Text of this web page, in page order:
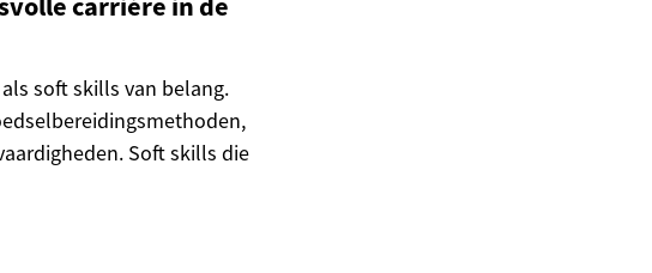
soft skills van belang.
Soft skills die